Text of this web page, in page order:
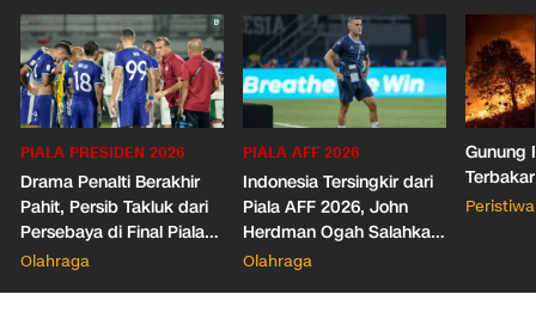
PIALA PRESIDEN 2026
Drama Penalti Berakhir
Pahit, Persib Takluk dari
Persebaya di Final Piala
Presiden 2026
Olahraga
PIALA AFF 2026
Indonesia Tersingkir dari
Piala AFF 2026, John
Herdman Ogah Salahkan
Wasit
Olahraga
Gunung
Terbakar
Peristiwa